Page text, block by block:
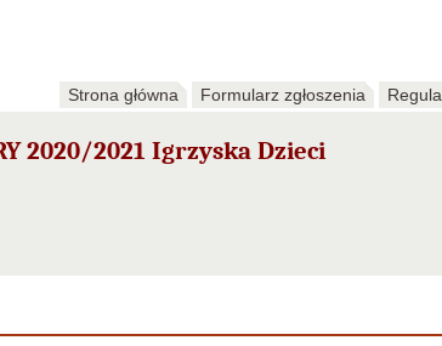
Strona główna Formularz zgłoszenia
2020/2021 Igrzyska Dzieci